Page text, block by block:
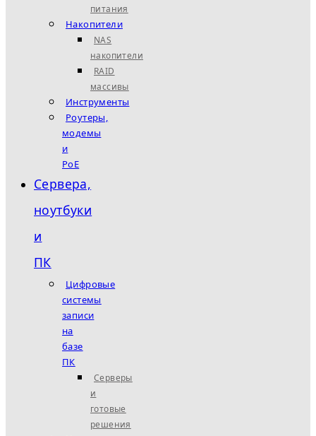
питания
Накопители
NAS
накопители
RAID
массивы
Инструменты
Роутеры,
модемы
и
PoE
Сервера,
ноутбуки
и
ПК
Цифровые
системы
записи
на
базе
ПК
Серверы
и
готовые
решения